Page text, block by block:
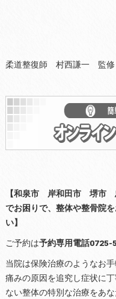
柔道整復師 村西謙一 監修
【和泉市 岸和田市 堺市
でお困りで、整体や整骨院
い】
ご予約は予約専用電話0725-
当院は保険治療のようなお
痛みの原因を追究し症状に
ない整体の特別な治療をあ